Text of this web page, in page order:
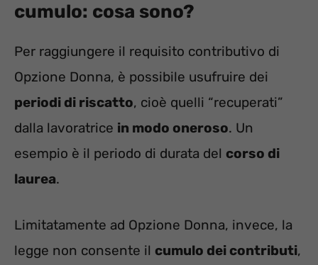
cumulo: cosa sono?
Per raggiungere il requisito contributivo di
Opzione Donna, è possibile usufruire dei
periodi di riscatto, cioè quelli “recuperati”
dalla lavoratrice in modo oneroso. Un
esempio è il periodo di durata del corso di
laurea.
Limitatamente ad Opzione Donna, invece, la
legge non consente il cumulo dei contributi,